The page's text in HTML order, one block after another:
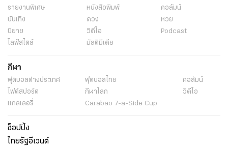
รายงานพิเศษ หนังสือพิมพ์
คอลัมน์
บันเทิง
ดวง
หวย
นิยาย
วิดีโอ
Podcast
ไลฟ์สไตล์
มัลติมีเดีย
กีฬา
ฟุตบอลต่่างประเทศ ฟุตบอลไทย
คอลัมน์
ไฟต์สปอร์ต
กีฬาโลก
วิดีโอ
แกลเลอรี่
Carabao 7-a-Side Cup
ช็อปปิ้ง
ไทยรัฐอีเวนต์